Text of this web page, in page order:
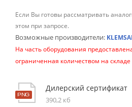
Если Вы готовы рассматривать
этом при запросе.
Возможные производители:
На часть оборудования
ограниченная количеством на
Дилерский сертификат
390,2 кб